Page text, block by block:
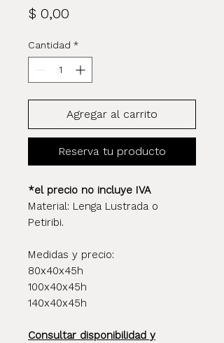
$ 0,00
Cantidad *
Agregar al carrito
Reserva tu producto
*el precio no incluye IVA
Material: Lenga Lustrada o
Petiribi.
Medidas y precio:
80x40x45h
100x40x45h
140x40x45h
Consultar disponibilidad y